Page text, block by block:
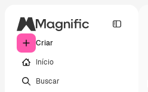
Criar
Início
Buscar